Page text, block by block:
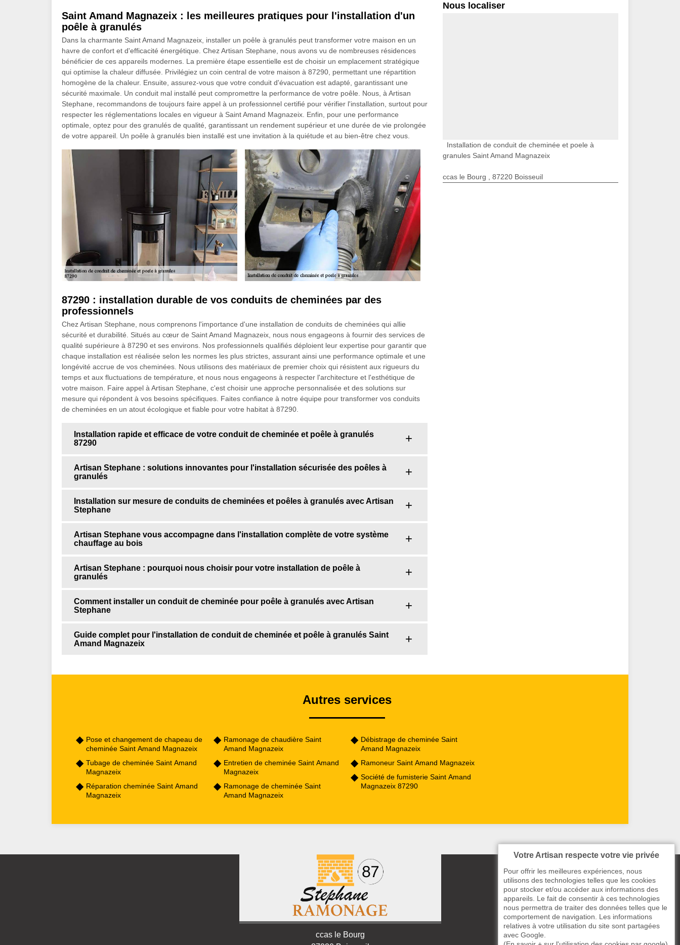
Saint Amand Magnazeix : les meilleures pratiques pour l'installation d'un
poêle à granulés
Dans la charmante Saint Amand Magnazeix, installer un poêle à granulés peut transformer votre maison en un
havre de confort et d'efficacité énergétique. Chez Artisan Stephane, nous avons vu de nombreuses résidences
bénéficier de ces appareils modernes. La première étape essentielle est de choisir un emplacement stratégique
qui optimise la chaleur diffusée. Privilégiez un coin central de votre maison à 87290, permettant une répartition
homogène de la chaleur. Ensuite, assurez-vous que votre conduit d'évacuation est adapté, garantissant une
sécurité maximale. Un conduit mal installé peut compromettre la performance de votre poêle. Nous, à Artisan
Stephane, recommandons de toujours faire appel à un professionnel certifié pour vérifier l'installation, surtout pour
respecter les réglementations locales en vigueur à Saint Amand Magnazeix. Enfin, pour une performance
optimale, optez pour des granulés de qualité, garantissant un rendement supérieur et une durée de vie prolongée
de votre appareil. Un poêle à granulés bien installé est une invitation à la quiétude et au bien-être chez vous.
87290 : installation durable de vos conduits de cheminées par des
professionnels
Chez Artisan Stephane, nous comprenons l'importance d'une installation de conduits de cheminées qui allie
sécurité et durabilité. Situés au cœur de Saint Amand Magnazeix, nous nous engageons à fournir des services de
qualité supérieure à 87290 et ses environs. Nos professionnels qualifiés déploient leur expertise pour garantir que
chaque installation est réalisée selon les normes les plus strictes, assurant ainsi une performance optimale et une
longévité accrue de vos cheminées. Nous utilisons des matériaux de premier choix qui résistent aux rigueurs du
temps et aux fluctuations de température, et nous nous engageons à respecter l'architecture et l'esthétique de
votre maison. Faire appel à Artisan Stephane, c'est choisir une approche personnalisée et des solutions sur
mesure qui répondent à vos besoins spécifiques. Faites confiance à notre équipe pour transformer vos conduits
de cheminées en un atout écologique et fiable pour votre habitat à 87290.
Installation rapide et efficace de votre conduit de cheminée et poêle à granulés
87290
Artisan Stephane : solutions innovantes pour l'installation sécurisée des poêles à
granulés
Installation sur mesure de conduits de cheminées et poêles à granulés avec Artisan
Stephane
Artisan Stephane vous accompagne dans l'installation complète de votre système
chauffage au bois
Artisan Stephane : pourquoi nous choisir pour votre installation de poêle à
granulés
Comment installer un conduit de cheminée pour poêle à granulés avec Artisan
Stephane
Guide complet pour l'installation de conduit de cheminée et poêle à granulés Saint
Amand Magnazeix
Nous localiser
Installation de conduit de cheminée et poele à
granules Saint Amand Magnazeix
ccas le Bourg , 87220 Boisseuil
Autres services
Pose et changement de chapeau de
cheminée Saint Amand Magnazeix
Tubage de cheminée Saint Amand
Magnazeix
Réparation cheminée Saint Amand
Magnazeix
Ramonage de chaudière Saint
Amand Magnazeix
Entretien de cheminée Saint Amand
Magnazeix
Ramonage de cheminée Saint
Amand Magnazeix
Débistrage de cheminée Saint
Amand Magnazeix
Ramoneur Saint Amand Magnazeix
Société de fumisterie Saint Amand
Magnazeix 87290
ccas le Bourg
Votre Artisan respecte votre vie privée
Pour offrir les meilleures expériences, nous
utilisons des technologies telles que les cookies
pour stocker et/ou accéder aux informations des
appareils. Le fait de consentir à ces technologies
nous permettra de traiter des données telles que le
comportement de navigation. Les informations
relatives à votre utilisation du site sont partagées
avec Google.